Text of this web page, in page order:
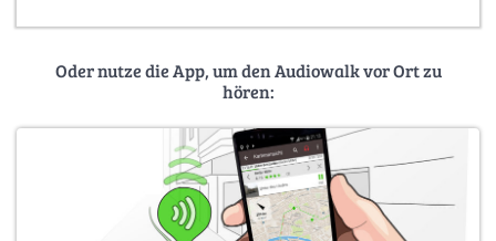
Oder nutze die App, um den Audiowalk vor Ort zu
hören: